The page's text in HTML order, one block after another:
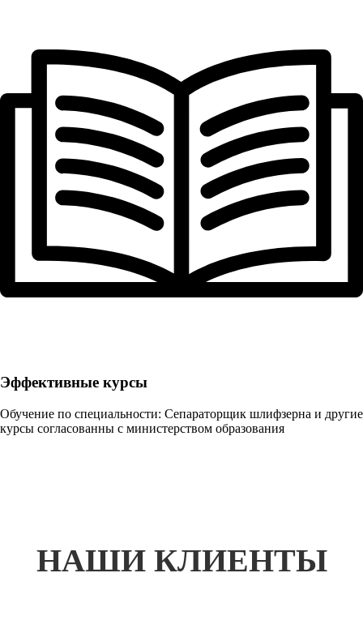
Эффективные курсы
Обучение по специальности: Сепараторщик шлифзерна и другие
курсы согласованны с министерством образования
НАШИ КЛИЕНТЫ